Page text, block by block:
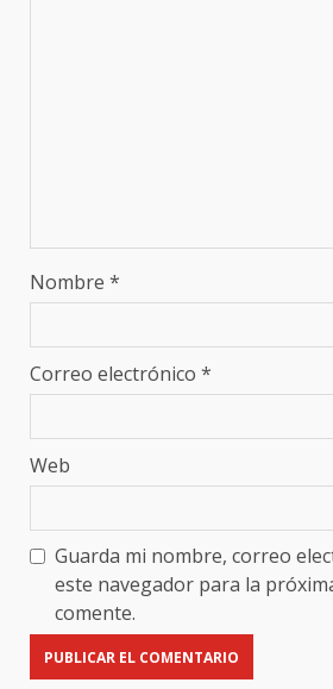
Nombre *
Correo electrónico *
Web
Guarda mi nombre, correo
este navegador para la
comente.